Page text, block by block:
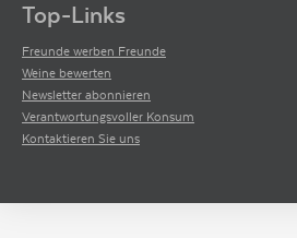
Top-Links
Freunde werben Freunde
Weine bewerten
Newsletter abonnieren
Verantwortungsvoller Konsum
Kontaktieren Sie uns